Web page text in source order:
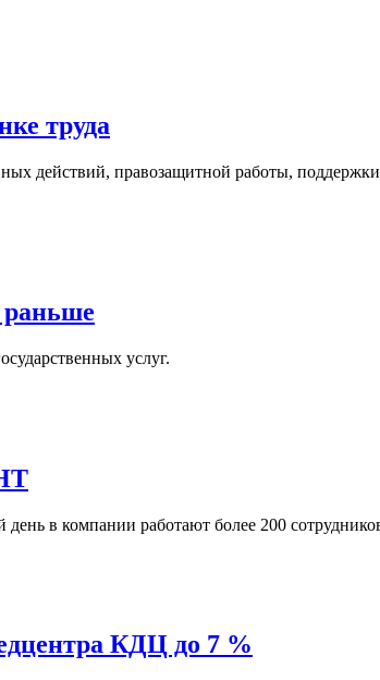
труда
действий, правозащитной работы,
раньше
услуг.
в компании работают более 200
КДЦ до 7 %